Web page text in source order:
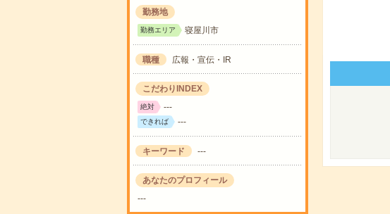
勤務地
勤務エリア 寝屋川市
職種 広報・宣伝・IR
こだわりINDEX
絶対 ---
できれば ---
キーワード ---
あなたのプロフィール
---